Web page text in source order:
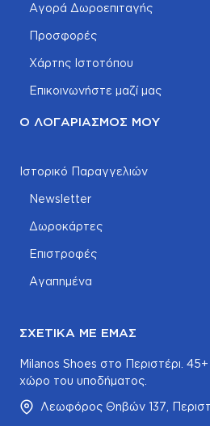
Αγορά Δωροεπιταγής
Προσφορές
Χάρτης Ιστοτόπου
Επικοινωνήστε μαζί μας
Ο ΛΟΓΑΡΙΑΣΜΌΣ ΜΟΥ
Ιστορικό Παραγγελιών
Newsletter
Δωροκάρτες
Επιστροφές
Αγαπημένα
ΣΧΕΤΙΚΆ ΜΕ ΕΜΆΣ
Milanos Shoes στο Περιστέρι. 45+
χώρο του υποδήματος.
Λεωφόρος Θηβών 137,